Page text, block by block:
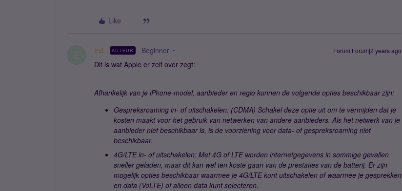
Like
EvL AUTEUR Beginner Forum|Forum|2 years ago
Dit is wat Apple er zelf over zegt:
Afhankelijk van je iPhone-model, aanbieder en regio kunnen de volgende opties beschikbaar zijn:
Gespreksroaming in- of uitschakelen: (CDMA) Schakel deze optie uit om te vermijden dat je
kosten maakt voor het gebruik van netwerken van andere aanbieders. Als het netwerk van je
aanbieder niet beschikbaar is, is de voorziening voor data- of gespreksroaming niet
beschikbaar.
4G/LTE in- of uitschakelen: Met 4G of LTE worden internetgegevens in sommige gevallen
sneller geladen, maar dit kan wel ten koste gaan van de prestaties van de batterij. Er zijn
mogelijk opties beschikbaar waarmee je 4G/LTE kunt uitschakelen of waarmee je gesprekken
en data (VoLTE) of alleen data kunt selecteren.